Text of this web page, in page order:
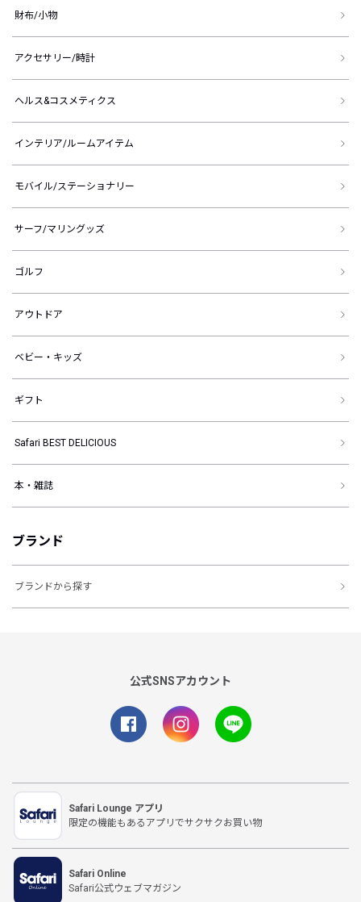
財布/小物
アクセサリー/時計
ヘルス&コスメティクス
インテリア/ルームアイテム
モバイル/ステーショナリー
サーフ/マリングッズ
ゴルフ
アウトドア
ベビー・キッズ
ギフト
Safari BEST DELICIOUS
本・雑誌
ブランド
ブランドから探す
公式SNSアカウント
Safari Lounge アプリ
限定の機能もあるアプリでサクサクお買い物
Safari Online
Safari公式ウェブマガジン